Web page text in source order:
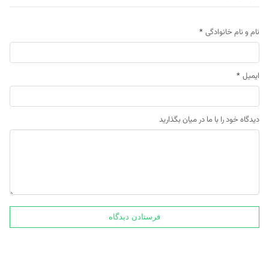
نام و نام خانوادگی *
ایمیل *
دیدگاه خود را با ما در میان بگذارید